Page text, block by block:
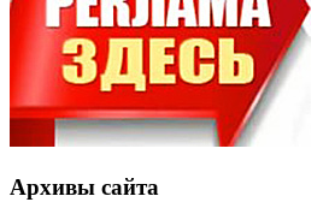
Архивы сайта